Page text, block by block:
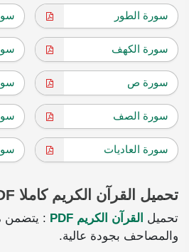
سورة الطور
سورة الكهف
سورة ص
سورة الصف
سورة العاديات
تحميل القرآن الكريم كاملا PDF
تحميل القرآن الكريم PDF
: يتضمن
والمصاحف بجودة عالية.